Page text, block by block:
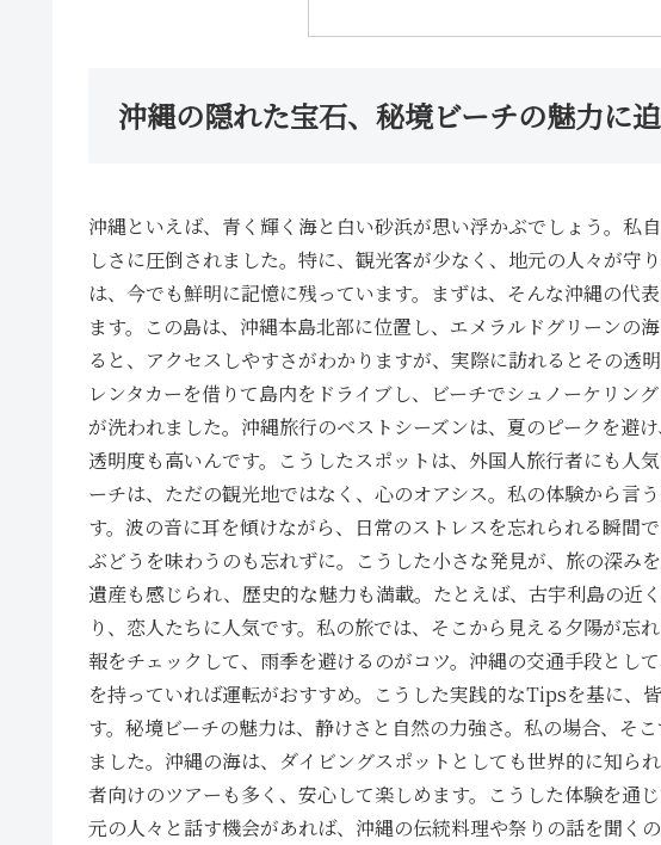
沖縄の隠れた宝石、秘境ビーチの魅力に
沖縄といえば、青く輝く海と白い砂浜が思い浮かぶでしょう。私
しさに圧倒されました。特に、観光客が少なく、地元の人々が守
は、今でも鮮明に記憶に残っています。まずは、そんな沖縄の代表
ます。この島は、沖縄本島北部に位置し、エメラルドグリーンの
ると、アクセスしやすさがわかりますが、実際に訪れるとその透
レンタカーを借りて島内をドライブし、ビーチでシュノーケリン
が洗われました。沖縄旅行のベストシーズンは、夏のピークを避
透明度も高いんです。こうしたスポットは、外国人旅行者にも人
ーチは、ただの観光地ではなく、心のオアシス。私の体験から言
す。波の音に耳を傾けながら、日常のストレスを忘れられる瞬間
ぶどうを味わうのも忘れずに。こうした小さな発見が、旅の深み
遺産も感じられ、歴史的な魅力も満載。たとえば、古宇利島の近
り、恋人たちに人気です。私の旅では、そこから見える夕陽が忘
報をチェックして、雨季を避けるのがコツ。沖縄の交通手段とし
を持っていれば運転がおすすめ。こうした実践的なTipsを基に、
す。秘境ビーチの魅力は、静けさと自然の力強さ。私の場合、そ
ました。沖縄の海は、ダイビングスポットとしても世界的に知ら
者向けのツアーも多く、安心して楽しめます。こうした体験を通
元の人々と話す機会があれば、沖縄の伝統料理や祭りの話を聞く